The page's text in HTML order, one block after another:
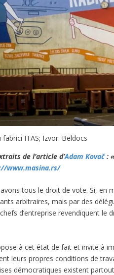
ITAS; Izvor: Beldocs
de l’article d’Adam Kovač:
www.masina.rs/
tous le droit de vote. Si, en
arbitraires, mais par des
d’entreprise revendiquent le
à cet état de fait et invite à
leurs propres conditions de
démocratiques existent